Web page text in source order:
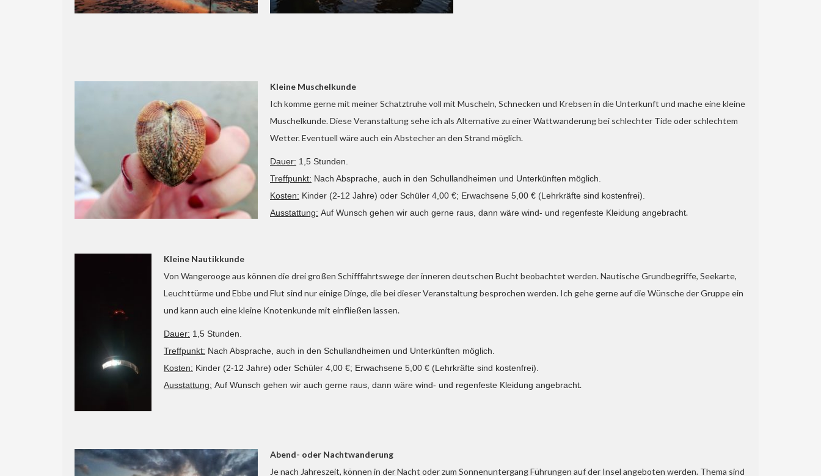
Kleine Muschelkunde
Ich komme gerne mit meiner Schatztruhe voll mit Muscheln, Schnecken und Krebsen in die Unterkunft und mache eine kleine
Muschelkunde. Diese Veranstaltung sehe ich als Alternative zu einer Wattwanderung bei schlechter Tide oder schlechtem
Wetter. Eventuell wäre auch ein Abstecher an den Strand möglich.
Dauer: 1,5 Stunden.
Treffpunkt: Nach Absprache, auch in den Schullandheimen und Unterkünften möglich.
Kosten: Kinder (2-12 Jahre) oder Schüler 4,00 €; Erwachsene 5,00 € (Lehrkräfte sind kostenfrei).
Ausstattung: Auf Wunsch gehen wir auch gerne raus, dann wäre wind- und regenfeste Kleidung angebracht.
Kleine Nautikkunde
Von Wangerooge aus können die drei großen Schifffahrtswege der inneren deutschen Bucht beobachtet werden. Nautische Grundbegriffe, Seekarte,
Leuchttürme und Ebbe und Flut sind nur einige Dinge, die bei dieser Veranstaltung besprochen werden. Ich gehe gerne auf die Wünsche der Gruppe ein
und kann auch eine kleine Knotenkunde mit einfließen lassen.
Dauer: 1,5 Stunden.
Treffpunkt: Nach Absprache, auch in den Schullandheimen und Unterkünften möglich.
Kosten: Kinder (2-12 Jahre) oder Schüler 4,00 €; Erwachsene 5,00 € (Lehrkräfte sind kostenfrei).
Ausstattung: Auf Wunsch gehen wir auch gerne raus, dann wäre wind- und regenfeste Kleidung angebracht.
Abend- oder Nachtwanderung
Je nach Jahreszeit, können in der Nacht oder zum Sonnenuntergang Führungen auf der Insel angeboten werden. Thema sind